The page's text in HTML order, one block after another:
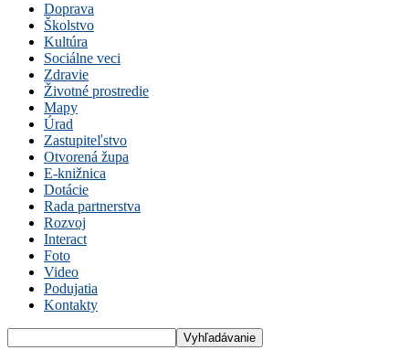
Doprava
Školstvo
Kultúra
Sociálne veci
Zdravie
Životné prostredie
Mapy
Úrad
Zastupiteľstvo
Otvorená župa
E-knižnica
Dotácie
Rada partnerstva
Rozvoj
Interact
Foto
Video
Podujatia
Kontakty